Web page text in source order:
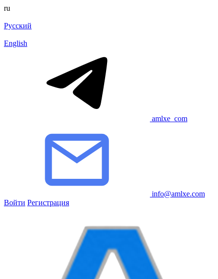
ru
Русский
English
amlxe_com
info@amlxe.com
Войти Регистрация